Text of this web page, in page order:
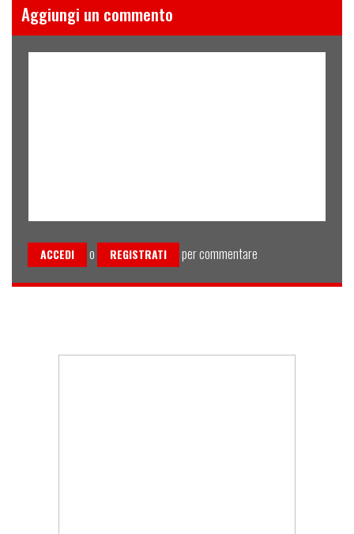
Aggiungi un commento
ACCEDI o REGISTRATI per commentare